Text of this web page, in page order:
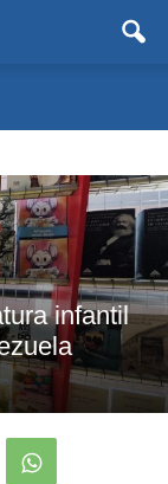
infantil